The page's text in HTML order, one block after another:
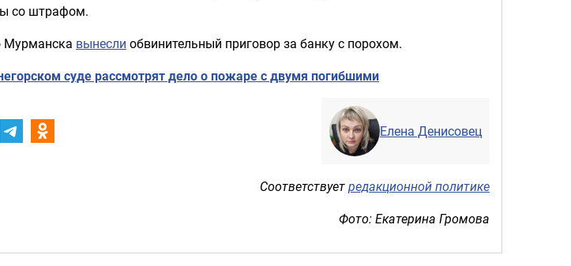
со штрафом.
Мурманска вынесли обвинительный приговор за банку с порохом.
суде рассмотрят дело о пожаре с двумя погибшими
Елена Денисовец
Соответствуетредакционной политике
Фото: Екатерина Громова